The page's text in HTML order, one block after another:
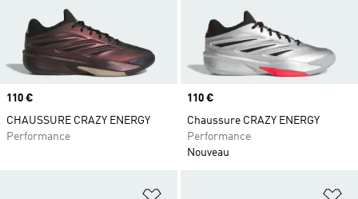
Prix
110 €
CHAUSSURE CRAZY ENERGY
Performance
Prix
110 €
Chaussure CRAZY ENERGY
Performance
Nouveau
Ajouter à la Liste de produits